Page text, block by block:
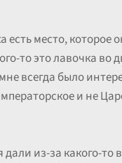
есть место,
то это лавочка во
всегда было
и не
из-за какого-